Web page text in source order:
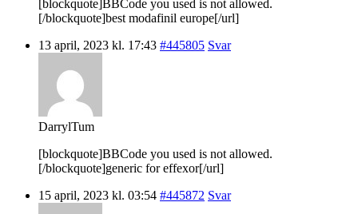
[blockquote]BBCode you used is not allowed.
[/blockquote]best modafinil europe[/url]
13 april, 2023 kl. 17:43 #445805 Svar
DarrylTum
[blockquote]BBCode you used is not allowed.
[/blockquote]generic for effexor[/url]
15 april, 2023 kl. 03:54 #445872 Svar